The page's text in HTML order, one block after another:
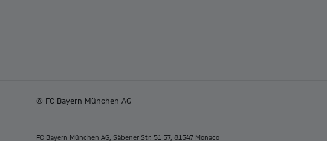
© FC Bayern München AG
FC Bayern München AG, Säbener Str. 51-57, 81547 Monaco